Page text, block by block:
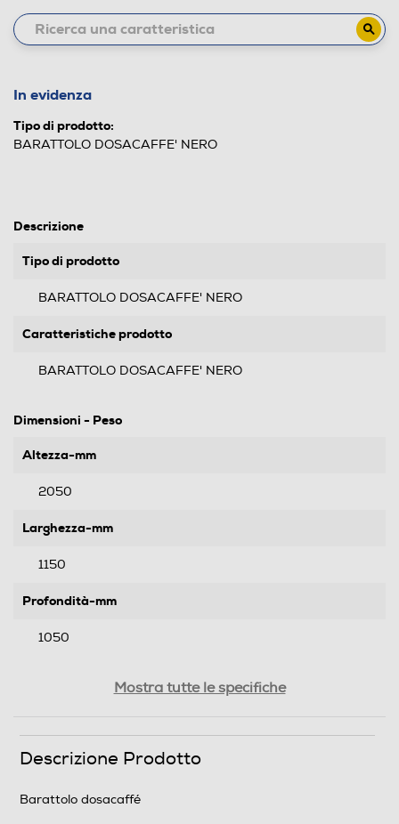
In evidenza
Tipo di prodotto:
BARATTOLO DOSACAFFE' NERO
Descrizione
Tipo di prodotto
BARATTOLO DOSACAFFE' NERO
Caratteristiche prodotto
BARATTOLO DOSACAFFE' NERO
Dimensioni - Peso
Altezza-mm
2050
Larghezza-mm
1150
Profondità-mm
1050
Informazioni sulla sicurezza del prodotto
Clicca qui
Mostra tutte le specifiche
Descrizione Prodotto
Barattolo dosacaffé